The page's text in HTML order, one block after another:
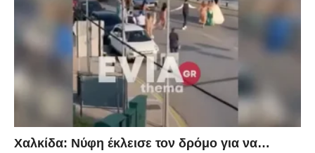
Χαλκίδα: Νύφη έκλεισε τον δρόμο για να…